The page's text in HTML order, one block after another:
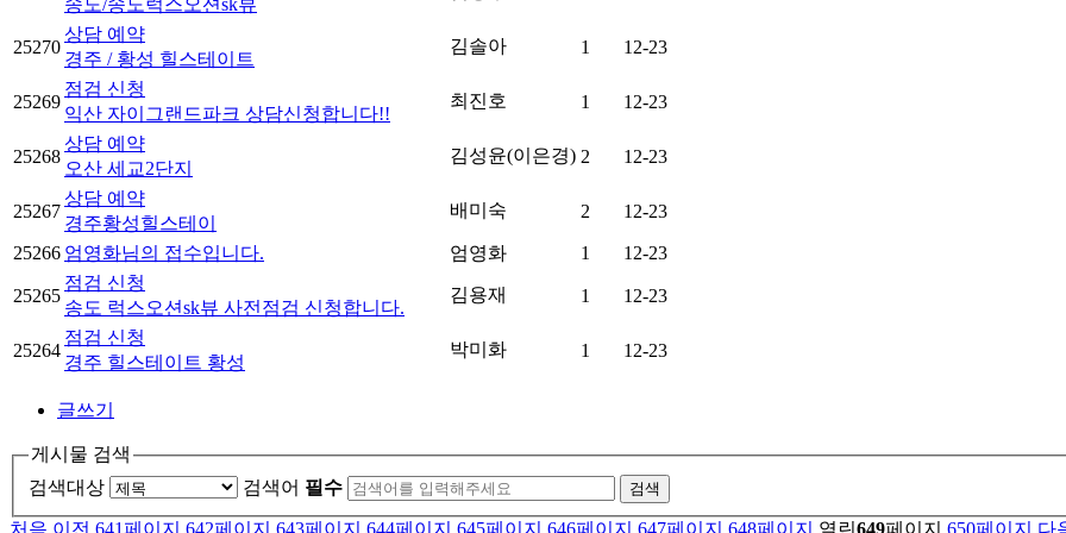
송도/송도럭스오션sk뷰
25270
상담 예약
경주 / 황성 힐스테이트
김솔아 1 12-23
25269
점검 신청
익산 자이그랜드파크 상담신청합니다!!
최진호 1 12-23
25268
상담 예약
오산 세교2단지
김성윤(이은경) 2 12-23
25267
상담 예약
경주황성힐스테이
배미숙 2 12-23
25266 엄영화님의 접수입니다. 엄영화 1 12-23
25265
점검 신청
송도 럭스오션sk뷰 사전점검 신청합니다.
김용재 1 12-23
25264
점검 신청
경주 힐스테이트 황성
박미화 1 12-23
글쓰기
게시물 검색
검색대상
검색어 필수 검색
처음 이전 641 페이지 642페이지 643페이지 644페이지 645페이지 646페이지 647페이지 648페이지 열린 649페이지 650페이지 다